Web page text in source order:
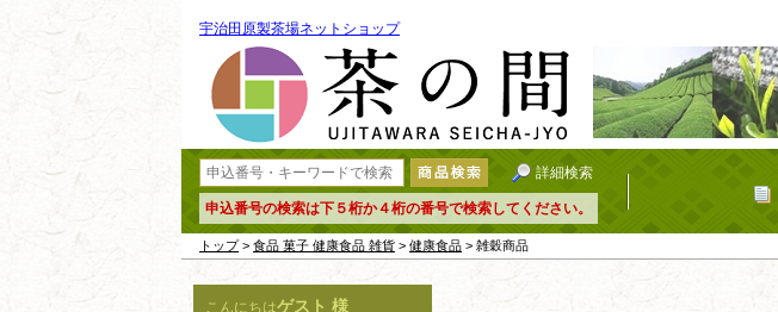
宇治田原製茶場ネットショップ
詳細検索
申込番号の検索は下５桁か４桁の番号で検索してください。
トップ> 食品 菓子 健康食品 雑貨 > 健康食品 > 雑穀商品
こんにちはゲスト 様